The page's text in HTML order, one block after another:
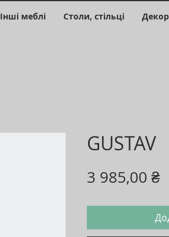
Інші меблі Столи, стільці Декор
GUSTAV
3 985,00 ₴